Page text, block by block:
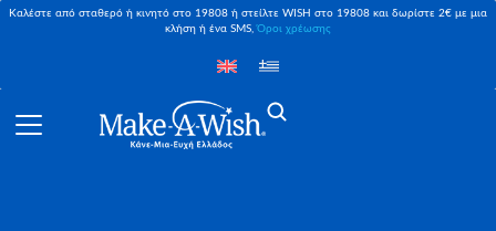
Καλέστε από σταθερό ή κινητό στο 19808 ή στείλτε WISH στο 19808 και δωρίστε 2€ με μια
κλήση ή ένα SMS,Όροι χρέωσης